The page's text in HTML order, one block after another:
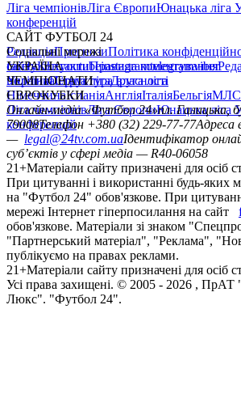
Ліга чемпіонівЛіга ЄвропиЮнацька ліга
конференцій
САЙТ ФУТБОЛ 24
РедакціяПрогнозиПолітика
сайтуКонтактиПравила коментування
політикаСтруктура власності
Соціальні мережі
facebookxyoutubeinstagramtelegramviber
УКРАЇНА
УкраїнаПерша лігаДруга ліга
ЧЕМПІОНАТИ
НімеччинаІспаніяАнгліяІталіяБельгіяМЛС
ЄВРОКУБКИ
Ліга чемпіонівЛіга ЄвропиЮнацька
конференцій
Онлайн-медіа «Футбол 24»пл. Галицька,
79008Телефон +380 (32) 229-77-77Адреса
— legal@24tv.com.uaІдентифікатор
суб’єктів у сфері медіа — R40-06058
21+Матеріали сайту призначені для осіб
При цитуванні і використанні будь-яких
на "Футбол 24" обов'язкове. При
мережі Інтернет гіперпосилання на сайт
обов'язкове. Матеріали зі знаком
"Партнерський матеріал", "Реклама",
публікуємо на правах реклами.
21+Матеріали сайту призначені для осіб
Усi права захищенi. © 2005 - 2026 , ПрАТ
Люкс". "Футбол 24".